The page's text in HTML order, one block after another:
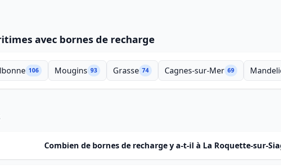
avec bornes de recharge
106 Mougins 93 Grasse 74 Cagnes-sur-Mer 69
Combien de bornes de recharge y a-t-il à La Roquette-sur-